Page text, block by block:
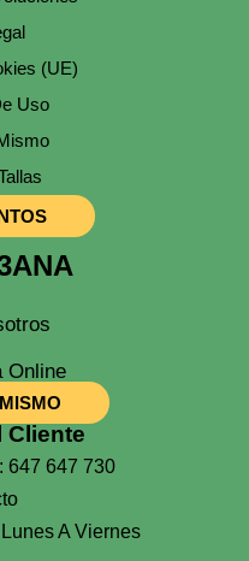
(UE)
Uso
Cliente
647 647 730
A Viernes